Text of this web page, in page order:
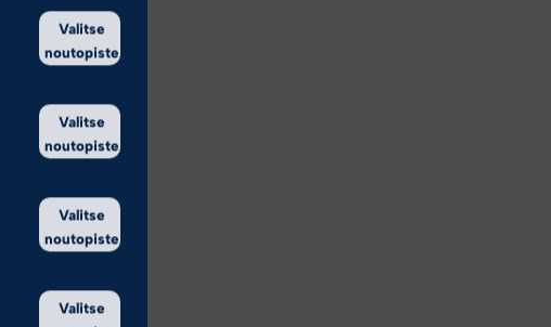
Valitse
noutopiste
Valitse
noutopiste
Valitse
noutopiste
Valitse